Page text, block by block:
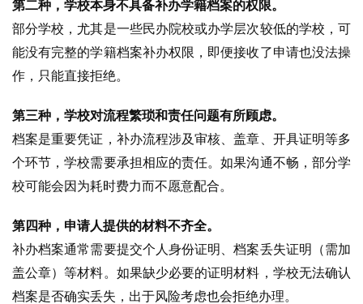
第二种，学校本身不具备补办学籍档案的权限。
部分学校，尤其是一些民办院校或办学层次较低的学校，可
能没有完整的学籍档案补办权限，即便接收了申请也没法操
作，只能直接拒绝。
第三种，学校对流程繁琐和责任问题有所顾虑。
档案是重要凭证，补办流程涉及审核、盖章、开具证明等多
个环节，学校需要承担相应的责任。如果沟通不畅，部分学
校可能会因为耗时费力而不愿意配合。
第四种，申请人提供的材料不齐全。
补办档案通常需要提交个人身份证明、档案丢失证明（需加
盖公章）等材料。如果缺少必要的证明材料，学校无法确认
档案是否确实丢失，出于风险考虑也会拒绝办理。